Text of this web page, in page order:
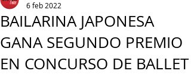
BAILARINA JAPONESA
GANA SEGUNDO PREMIO
EN CONCURSO DE BALLET
6 feb 2022